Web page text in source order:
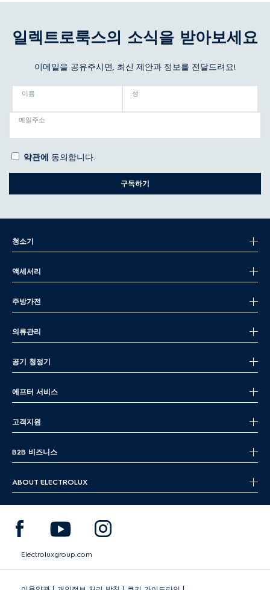
일렉트로룩스의 소식을 받아보세요
이메일을 공유주시면, 최신 제안과 정보를 전달드려요!
이름 성
메일주소
약관에 동의합니다.
구독하기
청소기
액세서리
주방가전
의류관리
공기 청정기
에프터 서비스
고객지원
B2B 비즈니스
ABOUT ELECTROLUX
Electroluxgroup.com